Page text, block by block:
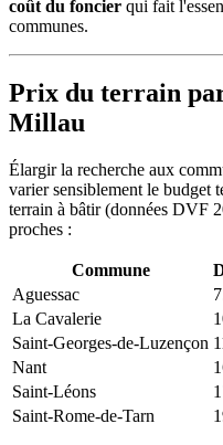
coût du foncier qui fait
communes.
Prix du terrain
Millau
Élargir la recherche aux
varier sensiblement le budget
terrain à bâtir (données DVF
proches :
Commune
Aguessac
La Cavalerie
Saint-Georges-de-Luzençon
Nant
Saint-Léons
Saint-Rome-de-Tarn